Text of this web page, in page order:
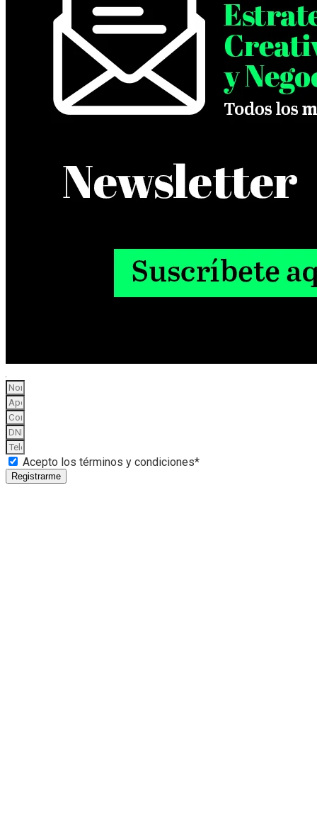
Acepto los términos y condiciones*
Registrarme